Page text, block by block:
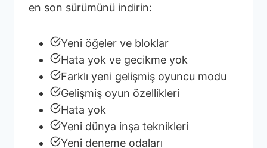
en son sürümünü indirin:
Yeni öğeler ve bloklar
Hata yok ve gecikme yok
Farklı yeni gelişmiş oyuncu modu
Gelişmiş oyun özellikleri
Hata yok
Yeni dünya inşa teknikleri
Yeni deneme odaları